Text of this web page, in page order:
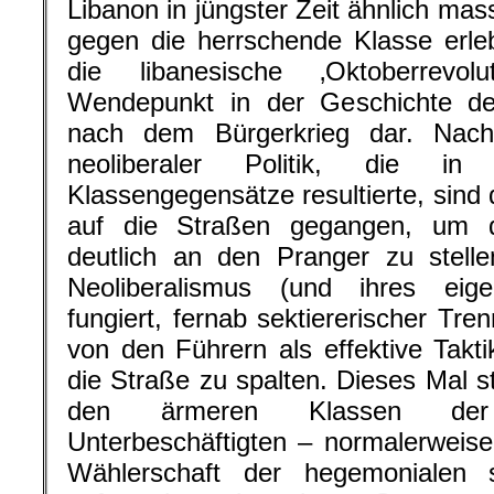
Libanon in jüngster Zeit ähnlich
gegen die herrschende Klasse
die libanesische
Wendepunkt in der Geschichte
nach dem Bürgerkrieg dar.
neoliberaler Politik, die in
Klassengegensätze resultierte,
auf die Straßen gegangen, um
deutlich an den Pranger zu
Neoliberalismus (und ihres
fungiert, fernab sektiererischer
von den Führern als effektive
die Straße zu spalten. Dieses Mal
den ärmeren Klassen
Unterbeschäftigten –
Wählerschaft der hegemonialen